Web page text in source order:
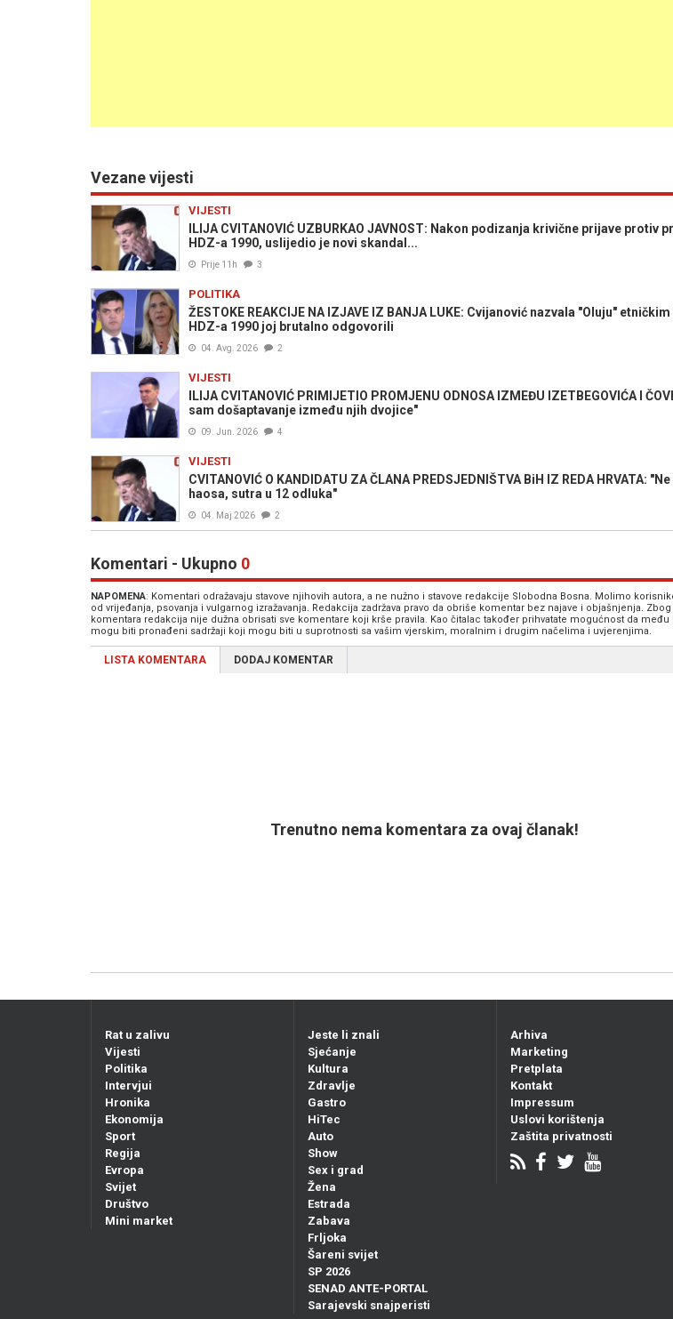
Vezane vijesti
VIJESTI
ILIJA CVITANOVIĆ UZBURKAO JAVNOST: Nakon podizanja krivične prijave protiv
HDZ-a 1990, uslijedio je novi skandal...
Prije 11h 3
POLITIKA
ŽESTOKE REAKCIJE NA IZJAVE IZ BANJA LUKE: Cvijanović nazvala "Oluju"
HDZ-a 1990 joj brutalno odgovorili
04. Avg. 2026 2
VIJESTI
ILIJA CVITANOVIĆ PRIMIJETIO PROMJENU ODNOSA IZMEĐU IZETBEGOVIĆA I
sam došaptavanje između njih dvojice"
09. Jun. 2026 4
VIJESTI
CVITANOVIĆ O KANDIDATU ZA ČLANA PREDSJEDNIŠTVA BiH IZ REDA HRVATA:
haosa, sutra u 12 odluka"
04. Maj 2026 2
Komentari - Ukupno 0
NAPOMENA: Komentari odražavaju stavove njihovih autora, a ne nužno i stavove redakcije Slobodna Bosna. Molimo
od vrijeđanja, psovanja i vulgarnog izražavanja. Redakcija zadržava pravo da obriše komentar bez najave i objašnjenja.
komentara redakcija nije dužna obrisati sve komentare koji krše pravila. Kao čitalac također prihvatate mogućnost da među
mogu biti pronađeni sadržaji koji mogu biti u suprotnosti sa vašim vjerskim, moralnim i drugim načelima i uvjerenjima.
LISTA KOMENTARA DODAJ KOMENTAR
Trenutno nema komentara za ovaj članak!
Rat u zalivu
Vijesti
Politika
Intervjui
Hronika
Ekonomija
Sport
Regija
Evropa
Svijet
Društvo
Mini market
Jeste li znali
Sjećanje
Kultura
Zdravlje
Gastro
HiTec
Auto
Show
Sex i grad
Žena
Estrada
Zabava
Frljoka
Šareni svijet
SP 2026
SENAD ANTE-PORTAL
Sarajevski snajperisti
Arhiva
Marketing
Pretplata
Kontakt
Impressum
Uslovi korištenja
Zaštita privatnosti